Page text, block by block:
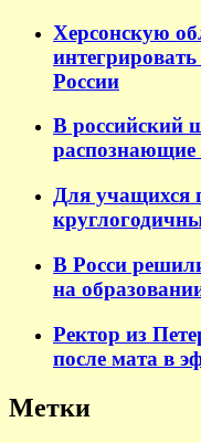
Херсонскую
России
В российский
Для учащихся
В Росси
на
Ректор из
после мата в
Метки